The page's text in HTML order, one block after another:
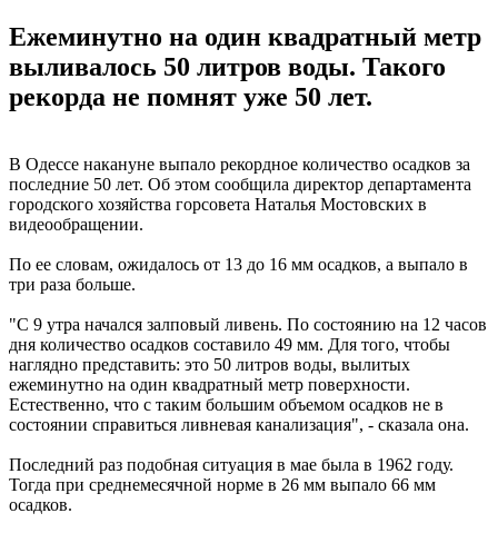
Ежеминутно на один квадратный метр
выливалось 50 литров воды. Такого
рекорда не помнят уже 50 лет.
В Одессе накануне выпало рекордное количество осадков за
последние 50 лет. Об этом сообщила директор департамента
городского хозяйства горсовета Наталья Мостовских в
видеообращении.
По ее словам, ожидалось от 13 до 16 мм осадков, а выпало в
три раза больше.
"С 9 утра начался залповый ливень. По состоянию на 12 часов
дня количество осадков составило 49 мм. Для того, чтобы
наглядно представить: это 50 литров воды, вылитых
ежеминутно на один квадратный метр поверхности.
Естественно, что с таким большим объемом осадков не в
состоянии справиться ливневая канализация", - сказала она.
Последний раз подобная ситуация в мае была в 1962 году.
Тогда при среднемесячной норме в 26 мм выпало 66 мм
осадков.